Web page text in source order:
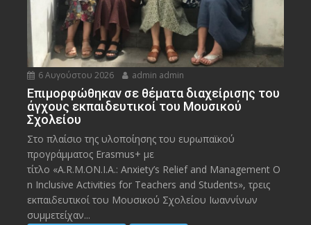
6 Αυγούστου 2026 admin admin
Eπιμορφώθηκαν σε θέματα διαχείρισης του
άγχους εκπαιδευτικοί του Μουσικού
Σχολείου
Στο πλαίσιο της υλοποίησης του ευρωπαϊκού
προγράμματος Erasmus+ με
τίτλο «A.R.M.ON.I.A.: Anxiety’s Relief and Management O
n Inclusive Activities for Teachers and Students», τρεις
εκπαιδευτικοί του Μουσικού Σχολείου Ιωαννίνων
συμμετείχαν...